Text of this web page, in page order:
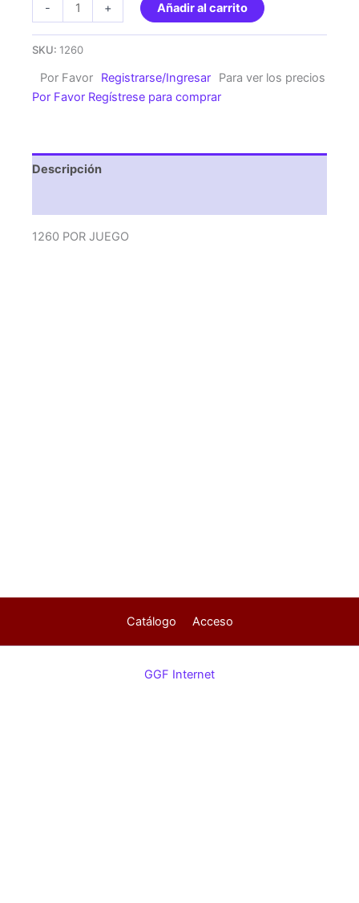
-
POR
+ Añadir al carrito
SKU: 1260
Por Favor Registrarse/Ingresar
Para ver los precios
Por Favor Regístrese para comprar
Descripción
1260 POR JUEGO
Catálogo Acceso
GGF Internet